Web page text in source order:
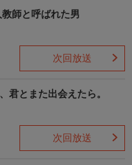
師と呼ばれた男
次回放送
君とまた出会えたら。
次回放送